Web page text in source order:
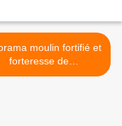
moulin fortifié et
forteresse de
Champtoceaux >